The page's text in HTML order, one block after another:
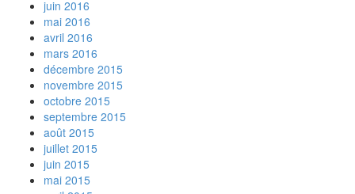
juin 2016
mai 2016
avril 2016
mars 2016
décembre 2015
novembre 2015
octobre 2015
septembre 2015
août 2015
juillet 2015
juin 2015
mai 2015